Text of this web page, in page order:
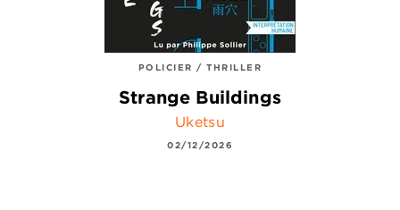
POLICIER / THRILLER
Strange Buildings
Uketsu
02/12/2026